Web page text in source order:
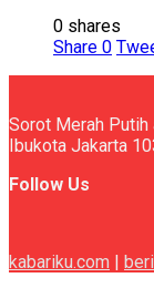
0 shares
Share 0
Sorot Merah Putih
Ibukota Jakarta
Follow Us
kabariku.com |